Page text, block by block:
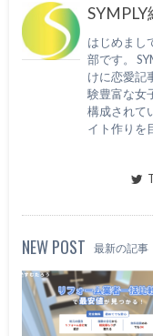
はじめまし
部です。
けに恋愛記
験豊富な女
構成されて
イト作りを
NEW POST 最新の記事